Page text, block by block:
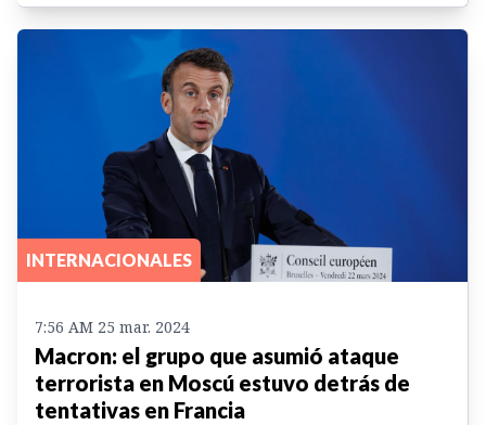
INTERNACIONALES
7:56 AM 25 mar. 2024
Macron: el grupo que asumió ataque
terrorista en Moscú estuvo detrás de
tentativas en Francia